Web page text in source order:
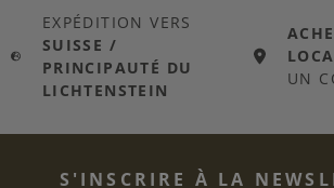
EXPÉDITION VERS
SUISSE /
PRINCIPAUTÉ DU
LICHTENSTEIN
UN
S'INSCRIRE À LA